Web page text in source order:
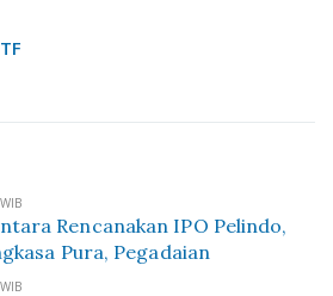
Rencanakan IPO Pelindo,
Pura, Pegadaian